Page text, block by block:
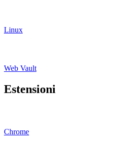
Linux
Web Vault
Estensioni
Chrome